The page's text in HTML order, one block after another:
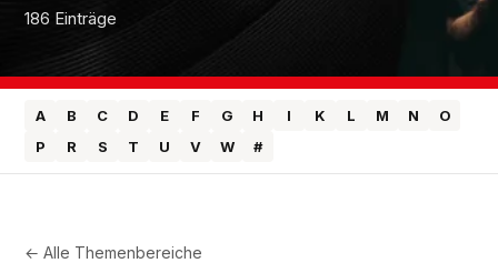
186 Einträge
A B C D E F G H I K L M N
O
P
R S T U V W #
← Alle Themenbereiche